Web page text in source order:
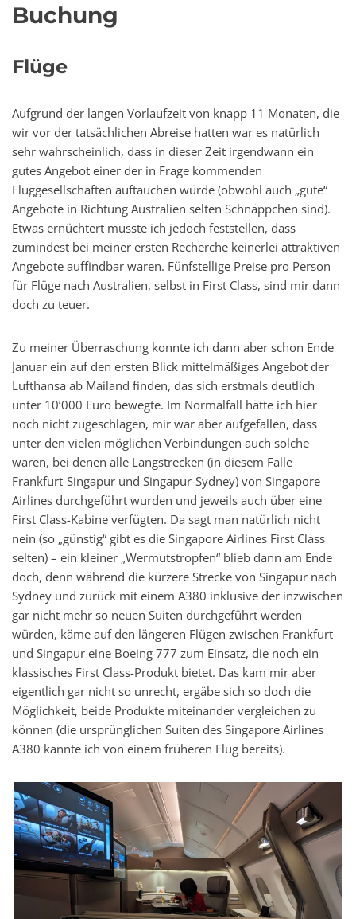
Buchung
Flüge
Aufgrund der langen Vorlaufzeit von knapp 11 Monaten, die
wir vor der tatsächlichen Abreise hatten war es natürlich
sehr wahrscheinlich, dass in dieser Zeit irgendwann ein
gutes Angebot einer der in Frage kommenden
Fluggesellschaften auftauchen würde (obwohl auch „gute“
Angebote in Richtung Australien selten Schnäppchen sind).
Etwas ernüchtert musste ich jedoch feststellen, dass
zumindest bei meiner ersten Recherche keinerlei attraktiven
Angebote auffindbar waren. Fünfstellige Preise pro Person
für Flüge nach Australien, selbst in First Class, sind mir dann
doch zu teuer.
Zu meiner Überraschung konnte ich dann aber schon Ende
Januar ein auf den ersten Blick mittelmäßiges Angebot der
Lufthansa ab Mailand finden, das sich erstmals deutlich
unter 10’000 Euro bewegte. Im Normalfall hätte ich hier
noch nicht zugeschlagen, mir war aber aufgefallen, dass
unter den vielen möglichen Verbindungen auch solche
waren, bei denen alle Langstrecken (in diesem Falle
Frankfurt-Singapur und Singapur-Sydney) von Singapore
Airlines durchgeführt wurden und jeweils auch über eine
First Class-Kabine verfügten. Da sagt man natürlich nicht
nein (so „günstig“ gibt es die Singapore Airlines First Class
selten) – ein kleiner „Wermutstropfen“ blieb dann am Ende
doch, denn während die kürzere Strecke von Singapur nach
Sydney und zurück mit einem A380 inklusive der inzwischen
gar nicht mehr so neuen Suiten durchgeführt werden
würden, käme auf den längeren Flügen zwischen Frankfurt
und Singapur eine Boeing 777 zum Einsatz, die noch ein
klassisches First Class-Produkt bietet. Das kam mir aber
eigentlich gar nicht so unrecht, ergäbe sich so doch die
Möglichkeit, beide Produkte miteinander vergleichen zu
können (die ursprünglichen Suiten des Singapore Airlines
A380 kannte ich von einem früheren Flug bereits).